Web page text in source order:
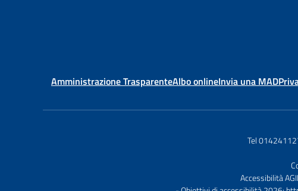
Amministrazione TrasparenteAlbo onlineInvia una MAD
Tel
Accessibilità